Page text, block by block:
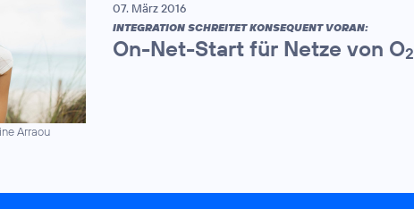
Arraou
07. März 2016
INTEGRATION SCHREITET KONSEQUENT VORAN:
On-Net-Start für Netze von O2